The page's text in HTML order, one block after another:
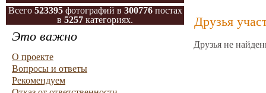
Всего 523395фотографий в 300776постах
в 5257 категориях.
Это важно
О проекте
Вопросы и ответы
Рекомендуем
Друзья
Друзья не